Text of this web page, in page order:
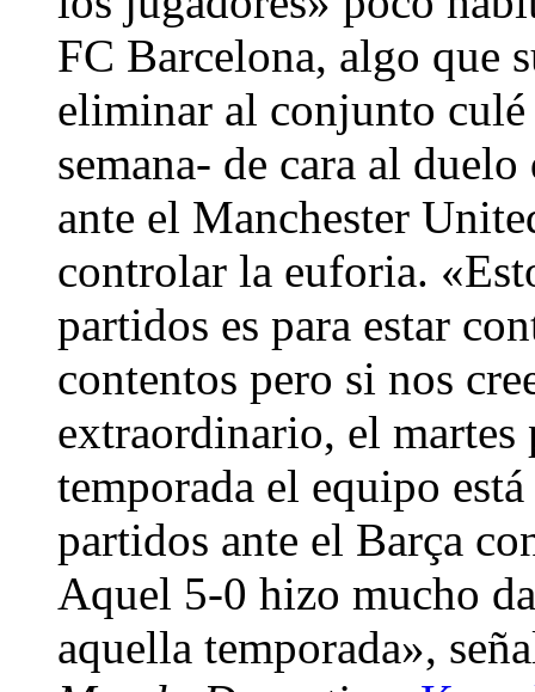
FC Barcelona, algo que
eliminar al conjunto culé
semana- de cara al
ante el Manchester
controlar la euforia.
partidos es para estar
contentos pero si nos
extraordinario, el martes
temporada el equipo
partidos ante el Barça
Aquel 5-0 hizo mucho
aquella temporada»,